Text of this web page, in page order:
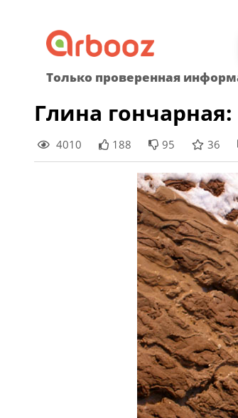
content
Только проверенная
Глина
4010 188 95 36